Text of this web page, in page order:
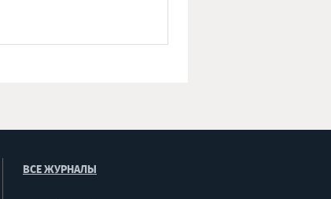
ВСЕ ЖУРНАЛЫ